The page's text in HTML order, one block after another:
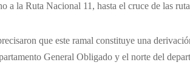
a la Ruta Nacional 11, hasta el cruce de las
que este ramal constituye una
General Obligado y el norte del